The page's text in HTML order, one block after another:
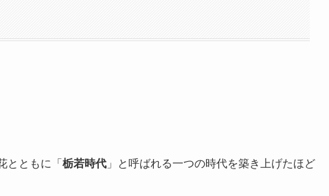
とともに「 栃若時代 」と呼ばれる一つの時代を築き上げたほど